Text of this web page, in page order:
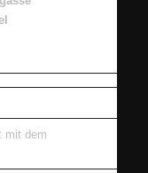
mit dem